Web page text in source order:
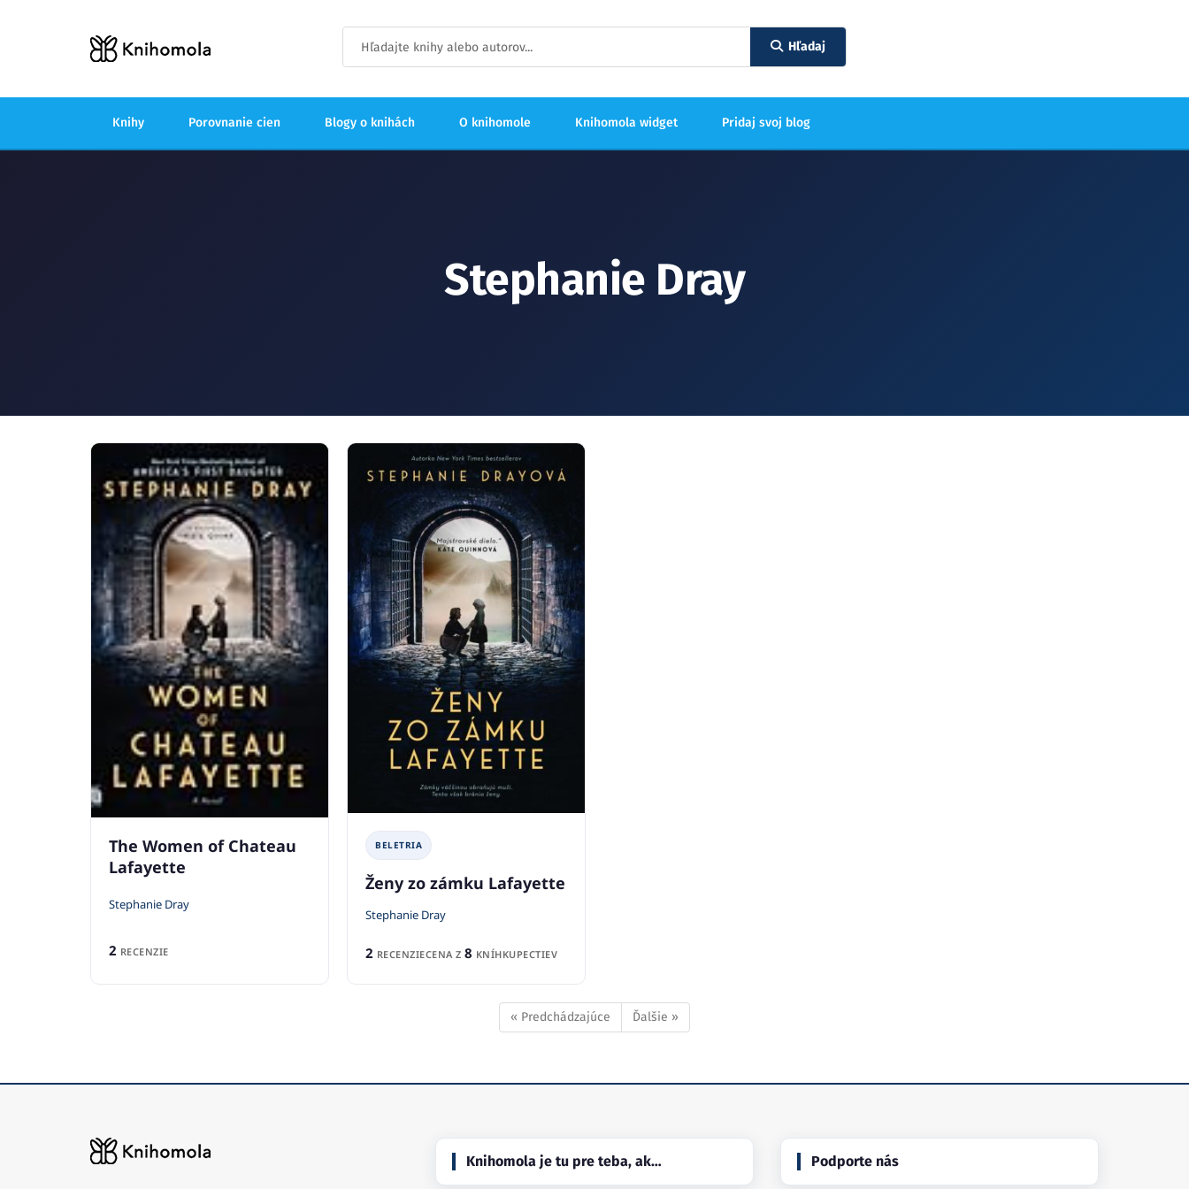
Hľadaj
Knihy Porovnanie cien Blogy o knihách O knihomole Knihomola widget Pridaj svoj blog
Stephanie Dray
The Women of Chateau
Lafayette
Stephanie Dray
2 RECENZIE
BELETRIA
Ženy zo zámku Lafayette
Stephanie Dray
2 RECENZIECENA Z 8 KNÍHKUPECTIEV
« Predchádzajúce Ďalšie »
Knihomola je tu pre teba, ak… Podporte nás